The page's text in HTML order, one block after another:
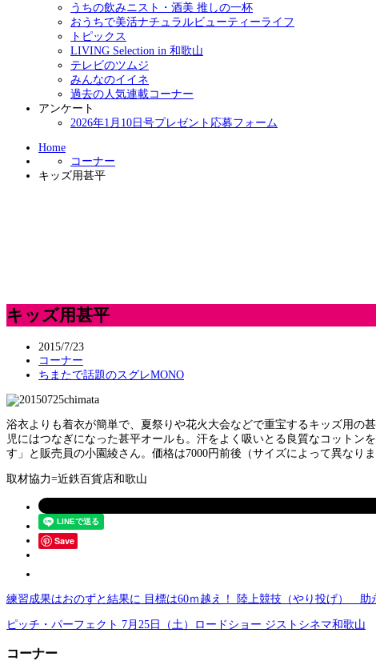
うちの飲みニスト・酒美 推しの一杯
おうちで美活ナチュラルビューティーライフ
トピックス
LIVING Selection in 和歌山
テレビのツムジ
みんなのイイネ
過去の人気連載コーナー
アンケート
2026年1月10日号プレゼント応募フォーム
Home
コーナー
キッズ用甚平
キッズ用甚平
2015/7/23
コーナー
ちまたで話題のスグレMONO
浴衣よりも着衣が簡単で、夏祭りや花火大会などで重宝するキッズ用の
児にはつなぎになった甚平オールも。汗をよく吸いとる良質なコットン
す」と販売員の小園綾さん。価格は7000円前後（サイズによって異なりま
取材協力=近鉄百貨店和歌山
Save
練習成果はおのずと結果に 目標は60ｍ越え！ 陸上競技（やり投げ） 助
ピッチ・パーフェクト 7月25日（土）ロードショー ジストシネマ和歌山
コーナー